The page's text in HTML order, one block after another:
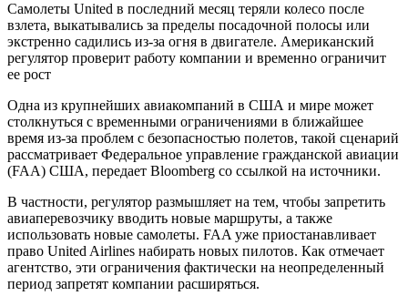
Самолеты United в последний месяц теряли колесо после
взлета, выкатывались за пределы посадочной полосы или
экстренно садились из-за огня в двигателе. Американский
регулятор проверит работу компании и временно ограничит
ее рост
Одна из крупнейших авиакомпаний в США и мире может
столкнуться с временными ограничениями в ближайшее
время из-за проблем с безопасностью полетов, такой сценарий
рассматривает Федеральное управление гражданской авиации
(FAA) США, передает Bloomberg со ссылкой на источники.
В частности, регулятор размышляет на тем, чтобы запретить
авиаперевозчику вводить новые маршруты, а также
использовать новые самолеты. FAA уже приостанавливает
право United Airlines набирать новых пилотов. Как отмечает
агентство, эти ограничения фактически на неопределенный
период запретят компании расширяться.